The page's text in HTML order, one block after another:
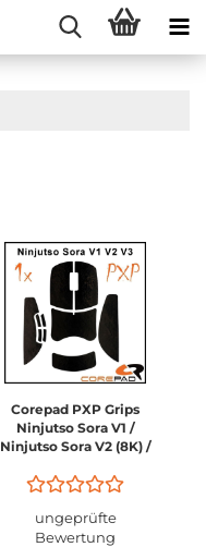
Corepad PXP Grips
Ninjutso Sora V1 /
Ninjutso Sora V2 (8K) /
Vaxee X Ninjutso Sora
ungeprüfte
Bewertung